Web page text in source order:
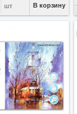
шт В корзину